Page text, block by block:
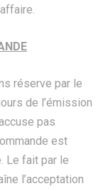
réserve par le
de l’émission
pas
est
Le fait par le
l’acceptation